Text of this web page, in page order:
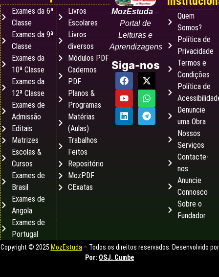
MozEstuda –
Portal de
Leituras e
Aprendizagens
Siga-nos
Quem
Somos?
Política de
Privacidade
Termos e
Condições
Política de
Denuncie
uma Obra
Nossos
Serviços
Contacte-
nos
Anuncie
Connosco
Sobre o
Fundador
Exames da 6ª
Classe
Exames da 9ª
Classe
Exames da
10ª Classe
Exames da
12ª Classe
Exames de
Admissão
Editais
Matrizes
Escolas &
Cursos
Exames de
Brasil
Exames de
Angola
Exames de
Portugal
Livros
Escolares
Livros
diversos
Módulos PDF
Cadernos
PDF
Planos &
Programas
Matérias
(Aulas)
Trabalhos
Feitos
Repositório
MozPDF
CExatas
Copyright © 2025 MozEstuda– Todos os direitos reservados. Desenvolvido por
Por: OSJ. Cumbe